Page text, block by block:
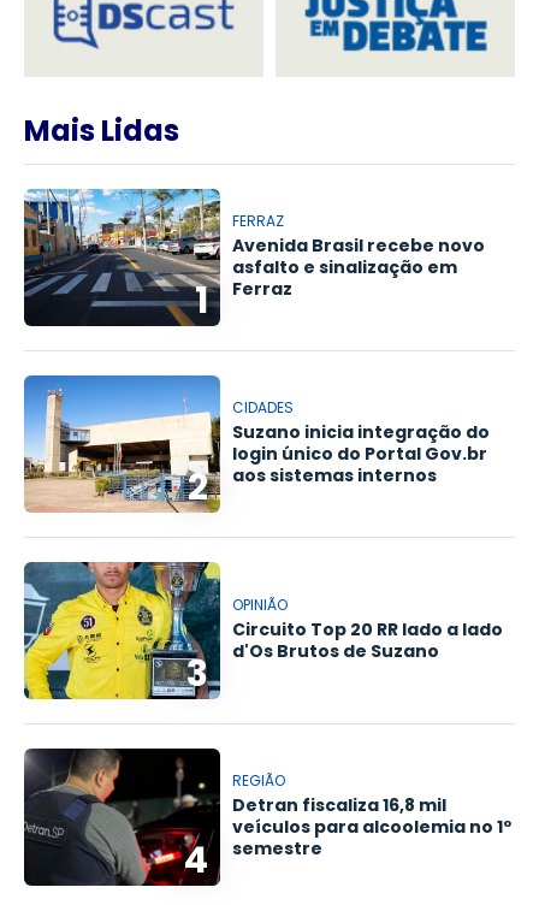
Mais Lidas
1
FERRAZ
Avenida Brasil recebe novo
asfalto e sinalização em
Ferraz
2
CIDADES
Suzano inicia integração do
login único do Portal Gov.br
aos sistemas internos
3
OPINIÃO
Circuito Top 20 RR lado a lado
d'Os Brutos de Suzano
4
REGIÃO
Detran fiscaliza 16,8 mil
veículos para alcoolemia no 1º
semestre